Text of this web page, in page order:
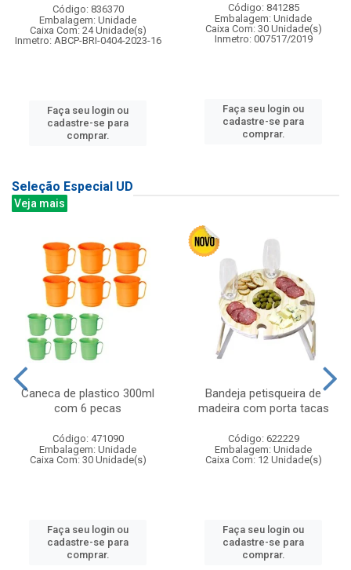
Código: 836370
Embalagem: Unidade
Caixa Com: 24 Unidade(s)
Inmetro: ABCP-BRI-0404-2023-16
Faça seu login ou
cadastre-se para
comprar.
Código: 841285
Embalagem: Unidade
Caixa Com: 30 Unidade(s)
Inmetro: 007517/2019
Faça seu login ou
cadastre-se para
comprar.
Seleção Especial UD
Veja mais
Caneca de plastico 300ml
com 6 pecas
Código: 471090
Embalagem: Unidade
Caixa Com: 30 Unidade(s)
Faça seu login ou
cadastre-se para
comprar.
Bandeja petisqueira de
madeira com porta tacas
Código: 622229
Embalagem: Unidade
Caixa Com: 12 Unidade(s)
Faça seu login ou
cadastre-se para
comprar.